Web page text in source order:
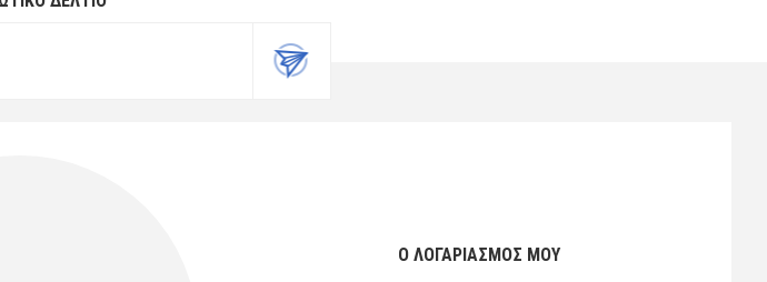
Ο ΛΟΓΑΡΙΑΣΜΌΣ ΜΟΥ